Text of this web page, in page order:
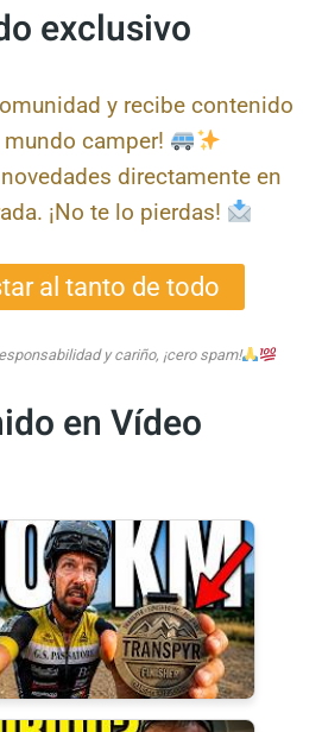
y recibe
sobre el mundo camper!
al tanto de todo
y cariño, ¡cero spam!